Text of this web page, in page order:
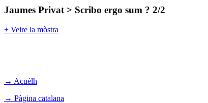
Jaumes Privat > Scribo ergo sum ? 2/2
+ Veire la mòstra
→ Acuèlh
→ Pàgina catalana